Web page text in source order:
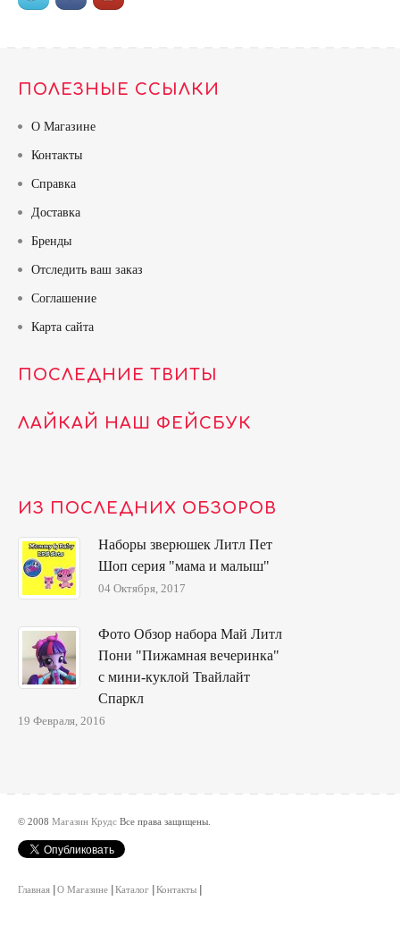
ПОЛЕЗНЫЕ ССЫЛКИ
О Магазине
Контакты
Справка
Доставка
Бренды
Отследить ваш заказ
Соглашение
Карта сайта
ПОСЛЕДНИЕ ТВИТЫ
ЛАЙКАЙ НАШ ФЕЙСБУК
ИЗ ПОСЛЕДНИХ ОБЗОРОВ
Наборы зверюшек Литл Пет
Шоп серия "мама и малыш"
04 Октября, 2017
Фото Обзор набора Май Литл
Пони "Пижамная вечеринка"
с мини-куклой Твайлайт
Спаркл
19 Февраля, 2016
© 2008 Магазин Крудс Все права защищены.
Главная О Магазине Каталог Контакты